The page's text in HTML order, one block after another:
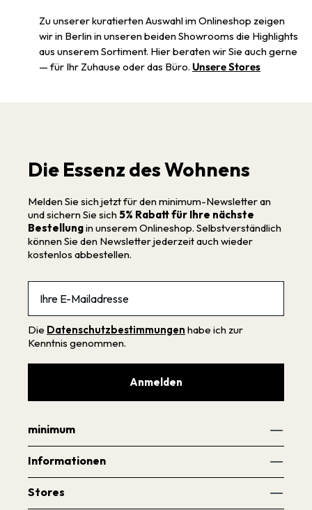
Zu unserer kuratierten Auswahl im Onlineshop zeigen
wir in Berlin in unseren beiden Showrooms die Highlights
aus unserem Sortiment. Hier beraten wir Sie auch gerne
— für Ihr Zuhause oder das Büro. Unsere Stores
Die Essenz des Wohnens
Melden Sie sich jetzt für den minimum-Newsletter an
und sichern Sie sich 5% Rabatt für Ihre nächste
Bestellungin unserem Onlineshop. Selbstverständlich
können Sie den Newsletter jederzeit auch wieder
kostenlos abbestellen.
Die Datenschutzbestimmungen habe ich zur
Kenntnis genommen.
Anmelden
minimum
Informationen
Stores